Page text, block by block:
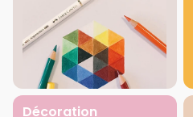
Décoration